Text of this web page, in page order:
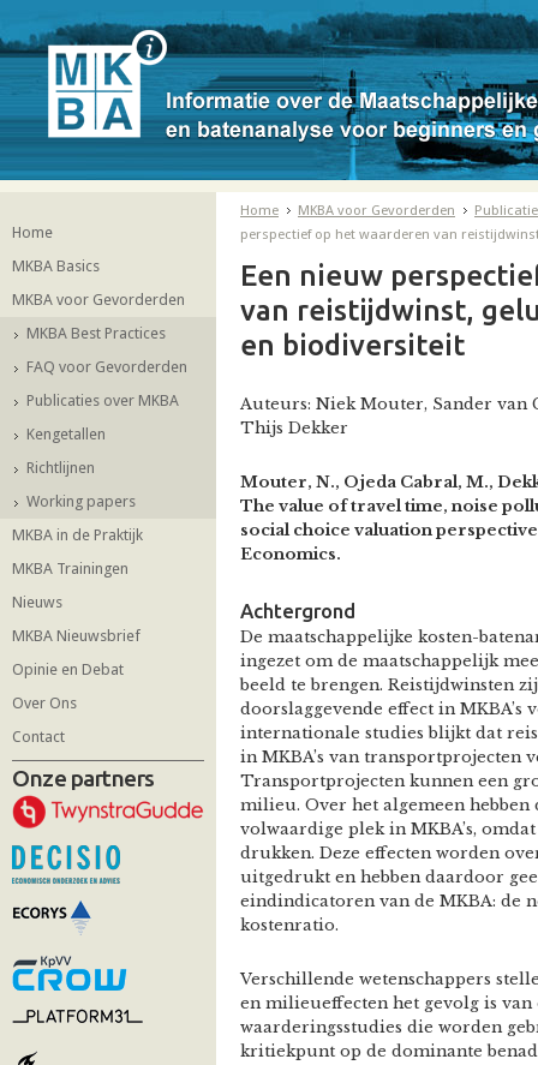
Home
MKBA Basics
MKBA voor Gevorderden
MKBA Best Practices
FAQ voor Gevorderden
Publicaties over MKBA
Kengetallen
Richtlijnen
Working papers
MKBA in de Praktijk
MKBA Trainingen
Nieuws
MKBA Nieuwsbrief
Opinie en Debat
Over Ons
Contact
Onze partners
Home MKBA voor Gevorderden
perspectief op het waarderen van
Een nieuw
van reistijdwinst,
en biodiversiteit
Auteurs: Niek Mouter, Sander van
Thijs Dekker
Mouter, N., Ojeda Cabral, M.,
The value of travel time, noise
social choice valuation
Economics.
Achtergrond
De maatschappelijke kosten-
ingezet om de maatschappelijk
beeld te brengen. Reistijdwinsten
doorslaggevende effect in
internationale studies blijkt dat
in MKBA’s van transportprojecten
Transportprojecten kunnen een
milieu. Over het algemeen hebben
volwaardige plek in MKBA’s,
drukken. Deze effecten worden
uitgedrukt en hebben daardoor
eindindicatoren van de MKBA: de
kostenratio.
Verschillende wetenschappers
en milieueffecten het gevolg is
waarderingsstudies die worden
kritiekpunt op de dominante